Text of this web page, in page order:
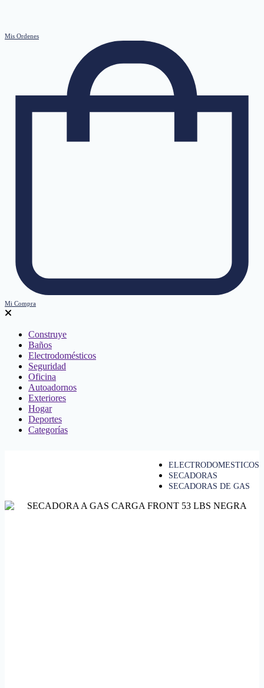
Mis Ordenes
Mi Compra
Construye
Baños
Electrodomésticos
Seguridad
Oficina
Autoadornos
Exteriores
Hogar
Deportes
Categorías
ELECTRODOMESTICOS
SECADORAS
SECADORAS DE GAS